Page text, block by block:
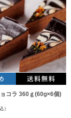
コラ 360ｇ(60g×6個)
）